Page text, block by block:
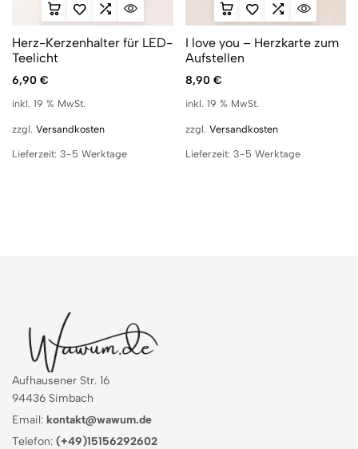
Herz-Kerzenhalter für LED-
Teelicht
6,90 €
inkl. 19 % MwSt.
zzgl. Versandkosten
Lieferzeit: 3-5 Werktage
I love you – Herzkarte zum
Aufstellen
8,90 €
inkl. 19 % MwSt.
zzgl. Versandkosten
Lieferzeit: 3-5 Werktage
Aufhausener Str. 16
94436 Simbach
Email: kontakt@wawum.de
Telefon: (+49)15156292602